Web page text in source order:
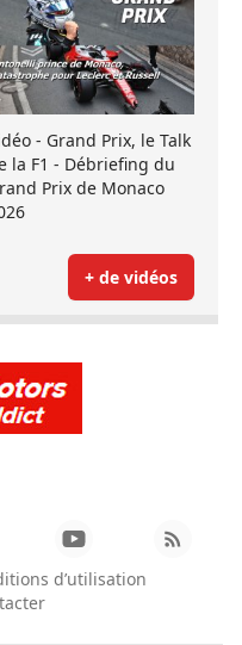
- Grand Prix, le Talk
la F1 - Débriefing du
Prix de Monaco
+ de vidéos
d’utilisation